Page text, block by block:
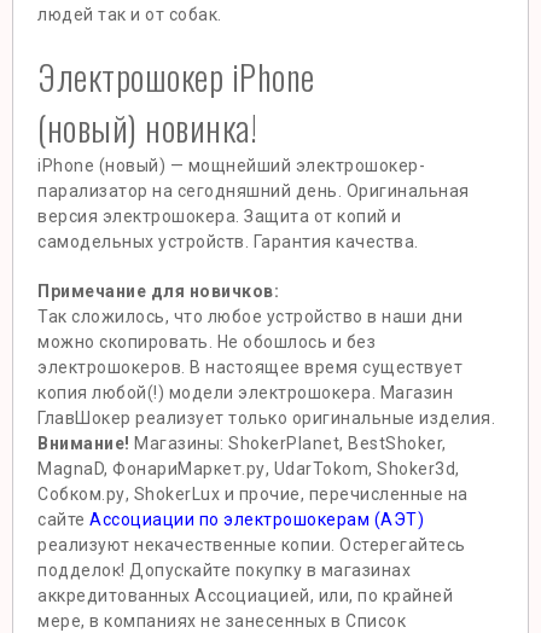
людей так и от собак.
Электрошокер iPhone
(новый) новинка!
iPhone (новый) — мощнейший электрошокер-
парализатор на сегодняшний день. Оригинальная
версия электрошокера. Защита от копий и
самодельных устройств. Гарантия качества.
Примечание для новичков:
Так сложилось, что любое устройство в наши дни
можно скопировать. Не обошлось и без
электрошокеров. В настоящее время существует
копия любой(!) модели электрошокера. Магазин
ГлавШокер реализует только оригинальные изделия.
Внимание! Магазины: ShokerPlanet, BestShoker,
MagnaD, ФонариМаркет.ру, UdarTokom, Shoker3d,
Собком.ру, ShokerLux и прочие, перечисленные на
сайте Ассоциации по электрошокерам (АЭТ)
реализуют некачественные копии. Остерегайтесь
подделок! Допускайте покупку в магазинах
аккредитованных Ассоциацией, или, по крайней
мере, в компаниях не занесенных в Список